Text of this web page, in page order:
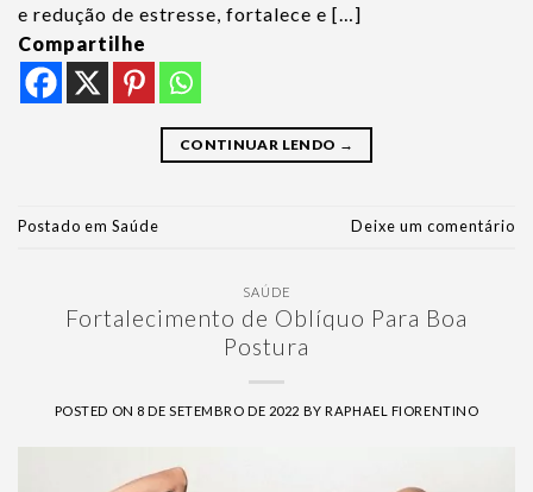
e redução de estresse, fortalece e […]
Compartilhe
CONTINUAR LENDO →
Postado em Saúde Deixe um comentário
SAÚDE
Fortalecimento de Oblíquo Para Boa
Postura
POSTED ON 8 DE SETEMBRO DE 2022 BYRAPHAEL FIORENTINO